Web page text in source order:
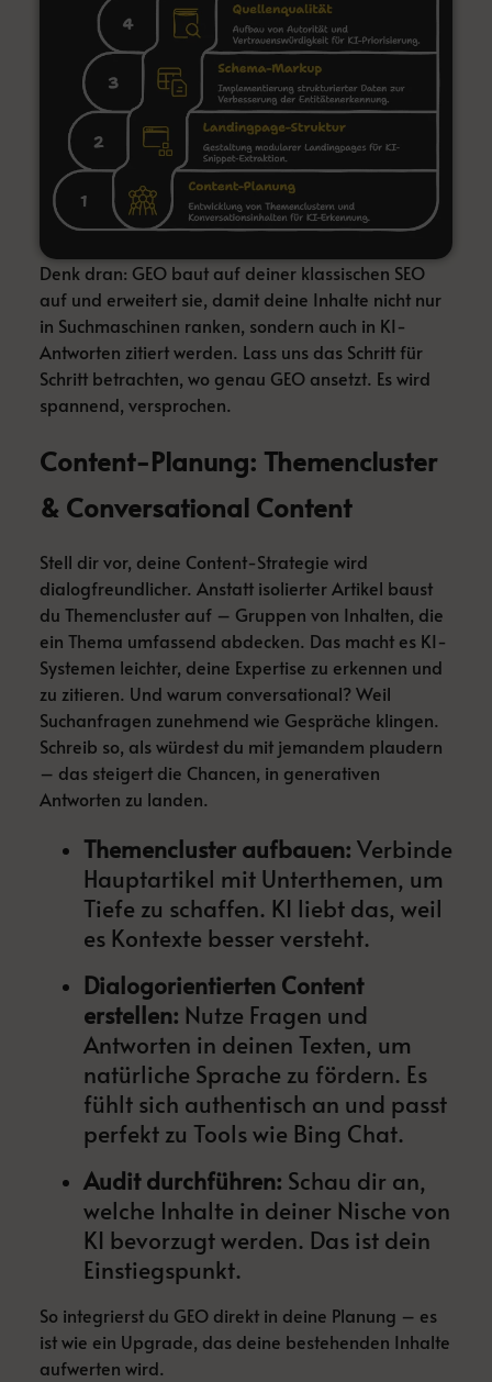
Denk dran: GEO baut auf deiner klassischen SEO
auf und erweitert sie, damit deine Inhalte nicht nur
in Suchmaschinen ranken, sondern auch in KI-
Antworten zitiert werden. Lass uns das Schritt für
Schritt betrachten, wo genau GEO ansetzt. Es wird
spannend, versprochen.
Content-Planung: Themencluster
& Conversational Content
Stell dir vor, deine Content-Strategie wird
dialogfreundlicher. Anstatt isolierter Artikel baust
du Themencluster auf – Gruppen von Inhalten, die
ein Thema umfassend abdecken. Das macht es KI-
Systemen leichter, deine Expertise zu erkennen und
zu zitieren. Und warum conversational? Weil
Suchanfragen zunehmend wie Gespräche klingen.
Schreib so, als würdest du mit jemandem plaudern
– das steigert die Chancen, in generativen
Antworten zu landen.
Themencluster aufbauen: Verbinde
Hauptartikel mit Unterthemen, um
Tiefe zu schaffen. KI liebt das, weil
es Kontexte besser versteht.
Dialogorientierten Content
erstellen: Nutze Fragen und
Antworten in deinen Texten, um
natürliche Sprache zu fördern. Es
fühlt sich authentisch an und passt
perfekt zu Tools wie Bing Chat.
Audit durchführen: Schau dir an,
welche Inhalte in deiner Nische von
KI bevorzugt werden. Das ist dein
Einstiegspunkt.
So integrierst du GEO direkt in deine Planung – es
ist wie ein Upgrade, das deine bestehenden Inhalte
aufwerten wird.